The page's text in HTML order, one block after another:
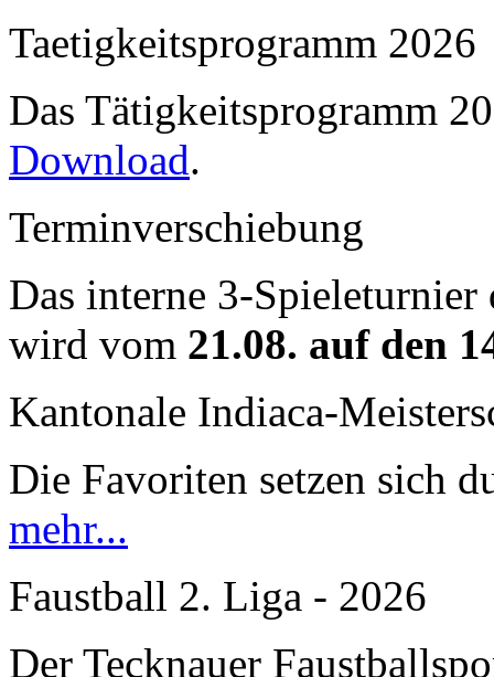
Taetigkeitsprogramm 2026
Das Tätigkeitsprogramm
Download.
Terminverschiebung
Das interne 3-Spieleturnier
wird vom 21.08. auf den
Kantonale Indiaca-
Die Favoriten setzen sich
mehr...
Faustball 2. Liga - 2026
Der Tecknauer